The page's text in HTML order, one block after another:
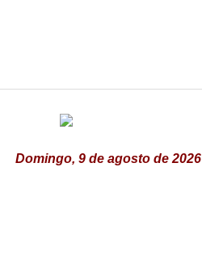
Domingo, 9 de agosto de 2026